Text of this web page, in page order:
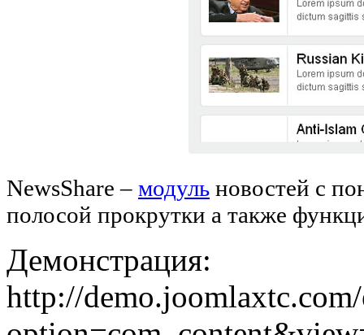
NewsShare – модуль новостей с
полосой прокрутки а также
Демонстрация:
http://